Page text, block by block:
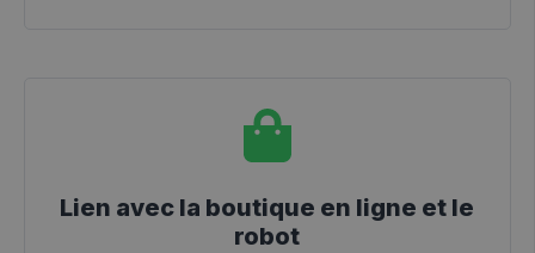
Lien avec la boutique en ligne et le
robot